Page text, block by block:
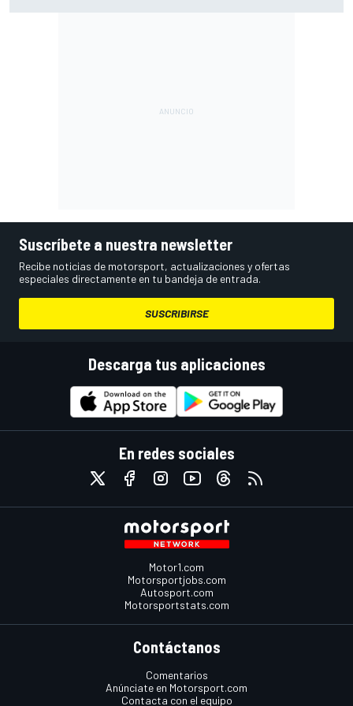
Suscríbete a nuestra newsletter
Recibe noticias de motorsport, actualizaciones y ofertas
especiales directamente en tu bandeja de entrada.
SUSCRIBIRSE
Descarga tus aplicaciones
En redes sociales
Motor1.com
Motorsportjobs.com
Autosport.com
Motorsportstats.com
Contáctanos
Comentarios
Anúnciate en Motorsport.com
Contacta con el equipo